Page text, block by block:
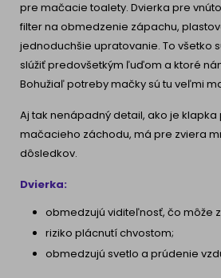
pre mačacie toalety. Dvierka pre
filter na obmedzenie zápachu,
jednoduchšie upratovanie. To všetko
slúžiť predovšetkým ľuďom a ktoré
Bohužiaľ potreby mačky sú tu veľmi
Aj tak nenápadný detail, ako je
mačacieho záchodu, má pre zviera
dôsledkov.
Dvierka:
obmedzujú viditeľnosť, čo môže
riziko plácnutí chvostom;
obmedzujú svetlo a prúdenie